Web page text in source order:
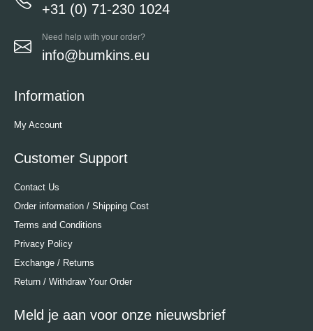
+31 (0) 71-230 1024
Need help with your order?
info@bumkins.eu
Information
My Account
Customer Support
Contact Us
Order information / Shipping Cost
Terms and Conditions
Privacy Policy
Exchange / Returns
Return / Withdraw Your Order
Meld je aan voor onze nieuwsbrief